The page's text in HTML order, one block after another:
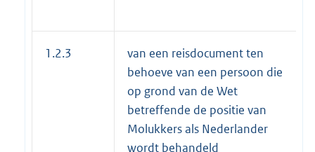
1.2.3
van een reisdocument ten
behoeve van een persoon die
op grond van de Wet
betreffende de positie van
Molukkers als Nederlander
wordt behandeld